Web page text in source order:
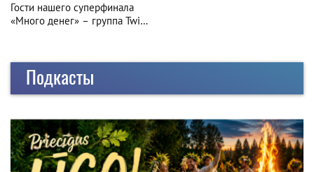
Гости нашего суперфинала
«Много денег» – группа Twins
Подкасты